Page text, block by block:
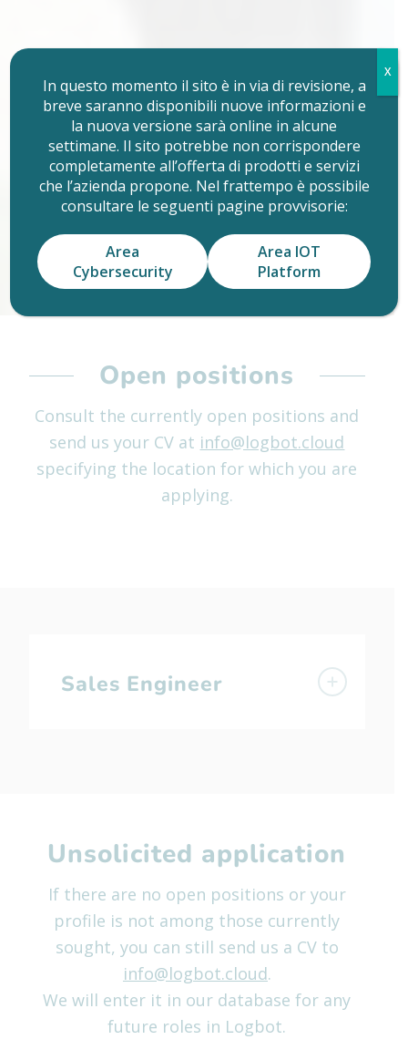
Open positions
Consult the currently open positions and
send us your CV at info@logbot.cloud
specifying the location for which you are
applying.
Sales Engineer
Unsolicited application
If there are no open positions or your
profile is not among those currently
sought, you can still send us a CV to
info@logbot.cloud.
We will enter it in our database for any
future roles in Logbot.
In questo momento il sito è in via di revisione, a
breve saranno disponibili nuove informazioni e
la nuova versione sarà online in alcune
settimane. Il sito potrebbe non corrispondere
completamente all’offerta di prodotti e servizi
che l’azienda propone. Nel frattempo è possibile
consultare le seguenti pagine provvisorie:
Area
Cybersecurity
Area IOT
Platform
X